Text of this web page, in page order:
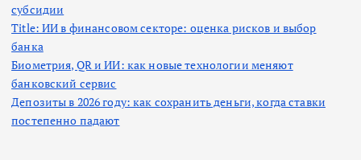
субсидии
Title: ИИ в финансовом секторе: оценка рисков и выбор
банка
Биометрия, QR и ИИ: как новые технологии меняют
банковский сервис
Депозиты в 2026 году: как сохранить деньги, когда ставки
постепенно падают